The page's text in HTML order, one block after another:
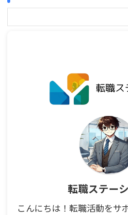
転職ステー
こんにちは！転職活動をサ